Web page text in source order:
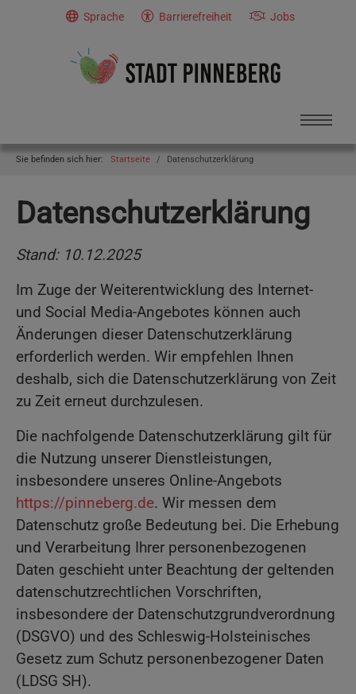
Skip to main navigation
Skip to main content
Skip to page footer
Sprache Barrierefreiheit Jobs
You are here:
Sie befinden sich hier: Startseite Datenschutzerklärung
Datenschutzerklärung
Stand: 10.12.2025
Im Zuge der Weiterentwicklung des Internet-
und Social Media-Angebotes können auch
Änderungen dieser Datenschutzerklärung
erforderlich werden. Wir empfehlen Ihnen
deshalb, sich die Datenschutzerklärung von Zeit
zu Zeit erneut durchzulesen.
Die nachfolgende Datenschutzerklärung gilt für
die Nutzung unserer Dienstleistungen,
insbesondere unseres Online-Angebots
https://pinneberg.de. Wir messen dem
Datenschutz große Bedeutung bei. Die Erhebung
und Verarbeitung Ihrer personenbezogenen
Daten geschieht unter Beachtung der geltenden
datenschutzrechtlichen Vorschriften,
insbesondere der Datenschutzgrundverordnung
(DSGVO) und des Schleswig-Holsteinisches
Gesetz zum Schutz personenbezogener Daten
(LDSG SH).